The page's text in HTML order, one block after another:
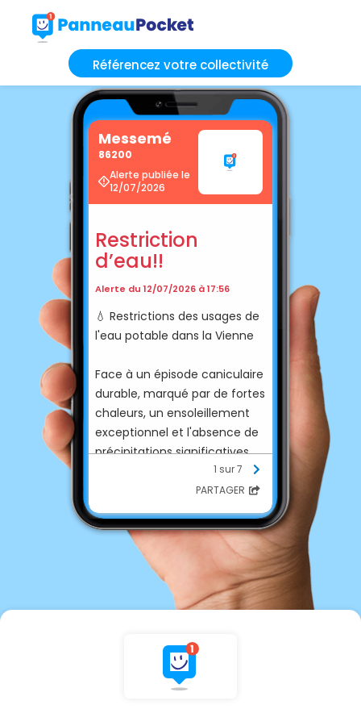
Référencez votre collectivité
Messemé
86200
Alerte publiée le
12/07/2026
Restriction
d’eau!!
Alerte du 12/07/2026 à 17:56
💧 Restrictions des usages de
l'eau potable dans la Vienne
Face à un épisode caniculaire
durable, marqué par de fortes
chaleurs, un ensoleillement
exceptionnel et l'absence de
précipitations significatives,
les ressources en eau potable
sont fortement sollicitées.
➡️ Afin de préserver la
ressource et de garantir
l'alimentation en eau potable
de tous, le préfet de la Vienne
place l'ensemble du
d'alerte renforcée pour les
usages alimentés par le
réseau d'eau potable,
1 sur 7
PARTAGER